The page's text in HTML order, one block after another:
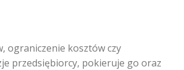
ograniczenie kosztów czy
przedsiębiorcy, pokieruje go oraz